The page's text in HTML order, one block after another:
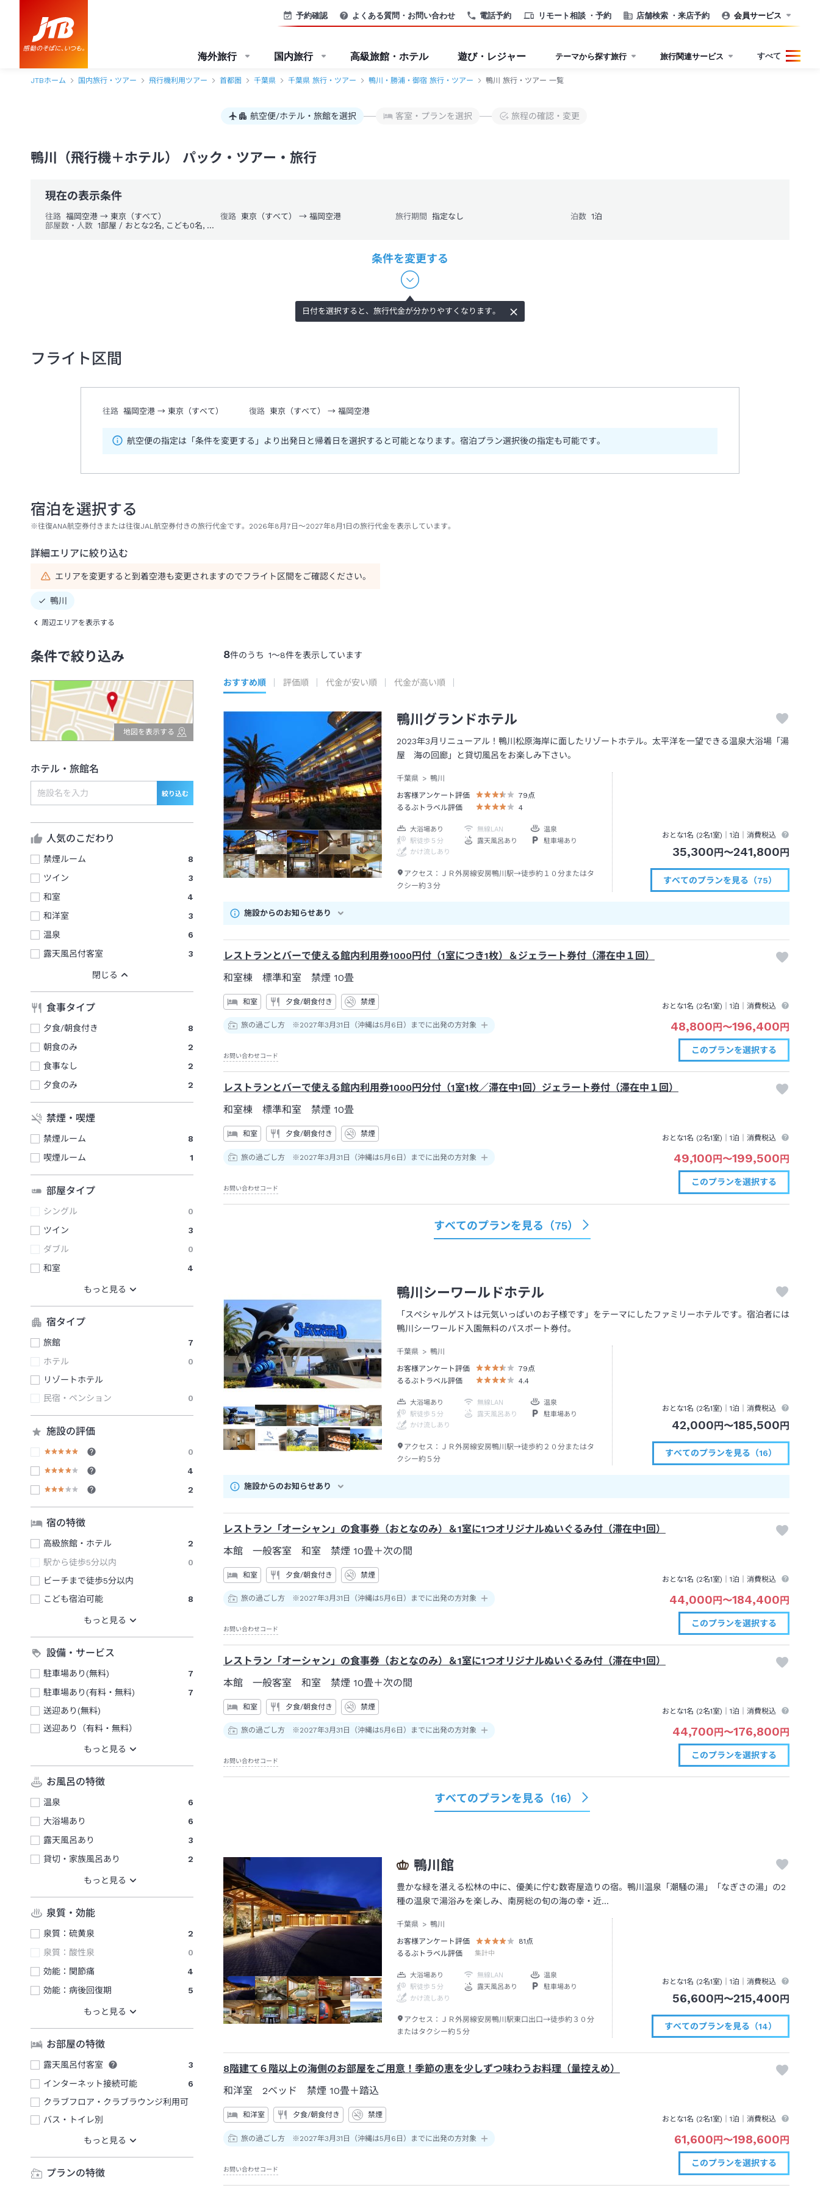
電話予約 リモート相談 ・予約 店舗検索 ・来店予約
予約確認 よくある質問・お問い合わせ 会員サービス
海外旅行 国内旅行 高級旅館・ホテル 遊び・レジャー テーマから探す旅行 旅行関連サービス すべて
JTBホーム 国内旅行・ツアー 飛行機利用ツアー 首都圏 千葉県 千葉県 旅行・ツアー 鴨川・勝浦・御宿 旅行・ツアー 鴨川 旅行・ツアー 一覧
航空便/ホテル・旅館を選択 客室・プランを選択 旅程の確認・変更
鴨川（飛行機＋ホテル） パック・ツアー・旅行
現在の表示条件
往路 福岡空港 → 東京（すべて） 復路 東京（すべて） → 福岡空港 旅行期間 指定なし 泊数 1泊
部屋数・人数
1部屋 / おとな2名, こども0名, 幼児0名
日付を選択すると、旅行代金が分かりやすくなります。
フライト区間
往路 福岡空港→ 東京（すべて） 復路 東京（すべて） → 福岡空港
航空便の指定は「条件を変更する」より出発日と帰着日を選択すると可能となります。宿泊プラン選択後の指定も可能です。
宿泊を選択する
※往復ANA航空券付きまたは往復JAL航空券付きの旅行代金です。2026年8月7日～2027年8月1日の旅行代金を表示しています。
詳細エリアに絞り込む
エリアを変更すると到着空港も変更されますのでフライト区間をご確認ください。
鴨川
周辺エリアを表示する
条件で絞り込み
地図を表示する
ホテル・旅館名
絞り込む
人気のこだわり
禁煙ルーム
8
ツイン
3
和室
4
和洋室
3
温泉
6
露天風呂付客室
3
食事タイプ
夕食/朝食付き
8
朝食のみ
2
食事なし
2
夕食のみ
2
禁煙・喫煙
禁煙ルーム
8
喫煙ルーム
1
部屋タイプ
シングル
0
ツイン
3
ダブル
0
和室
4
宿タイプ
旅館
7
ホテル
0
リゾートホテル
民宿・ペンション
0
施設の評価
0
4
2
宿の特徴
高級旅館・ホテル
2
駅から徒歩5分以内
0
ビーチまで徒歩5分以内
こども宿泊可能
8
設備・サービス
駐車場あり(無料)
7
駐車場あり(有料・無料)
7
送迎あり(無料)
送迎あり（有料・無料）
お風呂の特徴
温泉
6
大浴場あり
6
露天風呂あり
3
貸切・家族風呂あり
2
泉質・効能
泉質：硫黄泉
2
泉質：酸性泉
0
効能：関節痛
4
効能：病後回復期
5
お部屋の特徴
露天風呂付客室
3
インターネット接続可能
6
クラブフロア・クラブラウンジ利用可
バス・トイレ別
プランの特徴
8件のうち 1～8件を表示しています
おすすめ順 評価順 代金が安い順 代金が高い順
鴨川グランドホテル
2023年3月リニューアル！鴨川松原海岸に面したリゾートホテル。太平洋を一望できる温泉大浴場「湯
屋 海の回廊」と貸切風呂をお楽しみ下さい。
千葉県
鴨川
お客様アンケート評価
79 点
るるぶトラベル評価
4
大浴場あり 無線LAN
温泉
駅徒歩５分
露天風呂あり
駐車場あり
かけ流しあり
アクセス： ＪＲ外房線安房鴨川駅→徒歩約１０分またはタ
クシー約３分
おとな1名 (2名1室)｜1泊 ｜消費税込
35,300 円 〜241,800 円
すべてのプランを見る（75）
施設からのお知らせあり
レストランとバーで使える館内利用券1000円付（1室につき1枚）＆ジェラート券付（滞在中１回）
和室棟 標準和室 禁煙 10畳
和室 夕食/朝食付き 禁煙
旅の過ごし方 ※2027年3月31日（沖縄は5月6日）までに出発の方対象
おとな1名 (2名1室)｜1泊 ｜消費税込
48,800円〜196,400円
お問い合わせコード
このプランを選択する
レストランとバーで使える館内利用券1000円分付（1室1枚／滞在中1回）ジェラート券付（滞在中１回）
和室棟 標準和室 禁煙 10畳
和室 夕食/朝食付き 禁煙
旅の過ごし方 ※2027年3月31日（沖縄は5月6日）までに出発の方対象
おとな1名 (2名1室)｜1泊 ｜消費税込
49,100 円 〜199,500 円
お問い合わせコード
このプランを選択する
すべてのプランを見る（75）
鴨川シーワールドホテル
「スペシャルゲストは元気いっぱいのお子様です」をテーマにしたファミリーホテルです。宿泊者には
鴨川シーワールド入園無料のパスポート券付。
千葉県
鴨川
お客様アンケート評価
79 点
るるぶトラベル評価
4.4
大浴場あり 無線LAN
温泉
駅徒歩５分
露天風呂あり
駐車場あり
かけ流しあり
アクセス： ＪＲ外房線安房鴨川駅→徒歩約２０分またはタ
クシー約５分
おとな1名 (2名1室)｜1泊 ｜消費税込
42,000 円 〜185,500 円
すべてのプランを見る（16）
施設からのお知らせあり
レストラン「オーシャン」の食事券（おとなのみ）＆1室に1つオリジナルぬいぐるみ付（滞在中1回）
本館 一般客室 和室 禁煙 10畳＋次の間
和室 夕食/朝食付き 禁煙
旅の過ごし方 ※2027年3月31日（沖縄は5月6日）までに出発の方対象
おとな1名 (2名1室)｜1泊 ｜消費税込
44,000円〜184,400円
お問い合わせコード
このプランを選択する
レストラン「オーシャン」の食事券（おとなのみ）＆1室に1つオリジナルぬいぐるみ付（滞在中1回）
本館 一般客室 和室 禁煙 10畳＋次の間
和室 夕食/朝食付き 禁煙
旅の過ごし方 ※2027年3月31日（沖縄は5月6日）までに出発の方対象
おとな1名 (2名1室)｜1泊 ｜消費税込
44,700円〜176,800円
お問い合わせコード
このプランを選択する
すべてのプランを見る（16）
鴨川館
豊かな緑を湛える松林の中に、優美に佇む数寄屋造りの宿。鴨川温泉「潮騒の湯」「なぎさの湯」の2
種の温泉で湯浴みを楽しみ、南房総の旬の海の幸・近…
千葉県
鴨川
お客様アンケート評価
81点
るるぶトラベル評価
集計中
大浴場あり 無線LAN
温泉
駅徒歩５分
露天風呂あり
駐車場あり
かけ流しあり
アクセス： ＪＲ外房線安房鴨川駅東口出口→徒歩約３０分
またはタクシー約５分
おとな1名 (2名1室)｜1泊 ｜消費税込
56,600円〜215,400円
すべてのプランを見る（14）
8階建て６階以上の海側のお部屋をご用意！季節の恵を少しずつ味わうお料理（量控えめ）
和洋室 2ベッド 禁煙 10畳＋踏込
和洋室 夕食/朝食付き 禁煙
旅の過ごし方 ※2027年3月31日（沖縄は5月6日）までに出発の方対象
おとな1名 (2名1室)｜1泊 ｜消費税込
61,600 円 〜198,600 円
お問い合わせコード
このプランを選択する